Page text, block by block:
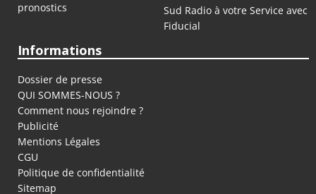
pronostics
Sud Radio à votre Service avec
Fiducial
Informations
Dossier de presse
QUI SOMMES-NOUS ?
Comment nous rejoindre ?
Publicité
Mentions Légales
CGU
Politique de confidentialité
Sitemap